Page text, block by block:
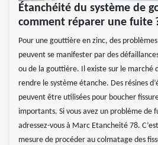
Étanchéité du système de
comment réparer une fuite
Pour une gouttière en zinc, des
peuvent se manifester par des
ou de la gouttière. Il existe sur le marché
rendre le système étanche. Des résines
peuvent être utilisées pour boucher
importants. Si vous avez un problème de
adressez-vous à Marc Etancheité 78.
mesure de procéder au colmatage des